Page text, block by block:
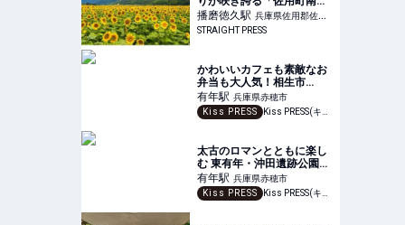
ひまわり祭り」開催！最終
日は花火大会を実施
播磨徳久駅 兵庫県佐用郡佐用
町
STRAIGHT PRESS
かわいいカフェも素敵なお
弁当も大人気！相生市
『COFFEE紬』のスマイル
モーニング
有年駅 兵庫県赤穂市
Kiss PRESS
Kiss PRESS(キッスプレス) | 街を、もっと楽しもう
太古のロマンとともに楽し
む 東有年・沖田遺跡公園の
「有年コスモス畑」がまも
なく見ごろに 赤穂市
有年駅 兵庫県赤穂市
Kiss PRESS
Kiss PRESS(キッスプレス) | 街を、もっと楽しもう